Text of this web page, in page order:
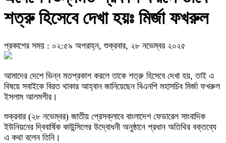
শত্রু হিসেবে দেখা হয়ঃ মির্জা ফখরুল
প্রকাশের সময় : ০২:৫৯ অপরাহ্ন, শুক্রবার, ২৮ নভেম্বর ২০২৫
আমাদের দেশে ভিন্ন মতপ্রকাশ করলে তাকে শত্রু হিসেবে দেখা হয়, তাই এ
বিষয়ে সবাইকে বিরত থাকার আহ্বান জানিয়েছেন বিএনপি মহাসচিব মির্জা ফখরুল
ইসলাম আলমগীর।
শুক্রবার (২৮ নভেম্বর) জাতীয় প্রেসক্লাবে বাংলাদেশ ফেডারেল সাংবাদিক
ইউনিয়নের দ্বিবার্ষিক কাউন্সিলের উদ্বোধনী অনুষ্ঠানে প্রধান অতিথির বক্তব্যে
এ কথা বলেন তিনি।